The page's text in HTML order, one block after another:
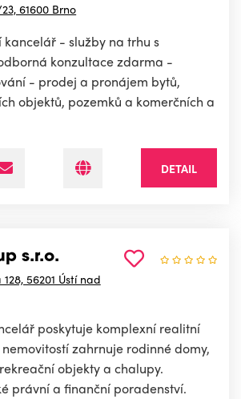
61600 Brno
- služby na trhu s
konzultace zdarma -
- prodej a pronájem bytů,
objektů, pozemků a komerčních a
DETAIL
s.r.o.
56201 Ústí nad
poskytuje komplexní realitní
zahrnuje rodinné domy,
objekty a chalupy.
právní a finanční poradenství.